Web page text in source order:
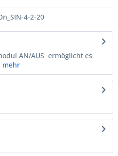
4-2-20
AN/AUS ermöglicht es
mehr